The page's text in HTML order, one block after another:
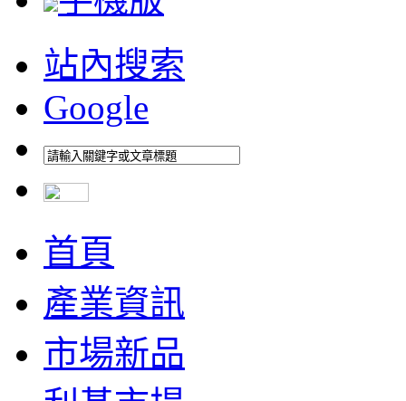
站內搜索
Google
首頁
產業資訊
市場新品